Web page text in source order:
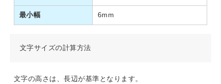
最小幅 6mm
文字サイズの計算方法
文字の高さは、長辺が基準となります。